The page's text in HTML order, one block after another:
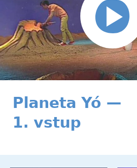
Planeta Yó —
1. vstup